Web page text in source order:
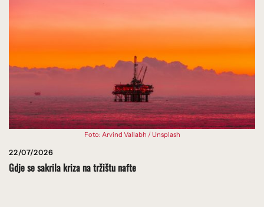
Foto: Arvind Vallabh / Unsplash
22/07/2026
Gdje se sakrila kriza na tržištu nafte